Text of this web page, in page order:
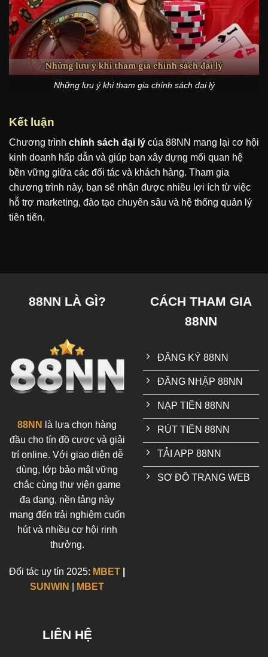
Những lưu ý khi tham gia chính sách đại lý
Kết luận
Chương trình chính sách đại lý của 88NN mang lại cơ hội
kinh doanh hấp dẫn và giúp bạn xây dựng mối quan hệ
bền vững giữa các đối tác và khách hàng. Tham gia
chương trình này, bạn sẽ nhận được nhiều lợi ích từ việc
hỗ trợ marketing, đào tạo chuyên sâu và hệ thống quản lý
tiên tiến.
88NN LÀ GÌ?
88NN
là lựa chọn hàng
đầu cho tín đồ cược và giải
trí online. Với giao diện dễ
dùng, lớp bảo mật vững
chắc cùng thư viện game
đa dạng, nền tảng này
mang đến trải nghiệm cuốn
hút và nhiều cơ hội rinh
thưởng.
Đối tác uy tín 2025: MBET
SUNWIN
MBET
CÁCH THAM GIA
88NN
ĐĂNG KÝ 88NN
ĐĂNG NHẬP 88NN
NẠP TIỀN 88NN
RÚT TIỀN 88NN
TẢI APP 88NN
SƠ ĐỒ TRANG WEB
LIÊN HỆ